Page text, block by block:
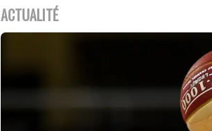
ACTUALITÉ